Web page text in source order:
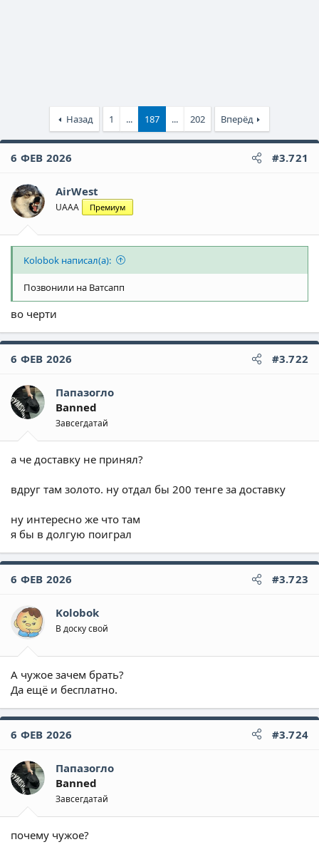
Назад 1 ... 187 ... 202 Вперёд
6 ФЕВ 2026 #3.721
AirWest
UAAA Премиум
Kolobok написал(а):
Позвонили на Ватсапп
во черти
6 ФЕВ 2026 #3.722
Папазогло
Banned
Завсегдатай
а че доставку не принял?
вдруг там золото. ну отдал бы 200 тенге за доставку
ну интересно же что там
я бы в долгую поиграл
6 ФЕВ 2026 #3.723
Kolobok
В доску свой
А чужое зачем брать?
Да ещё и бесплатно.
6 ФЕВ 2026 #3.724
Папазогло
Banned
Завсегдатай
почему чужое?